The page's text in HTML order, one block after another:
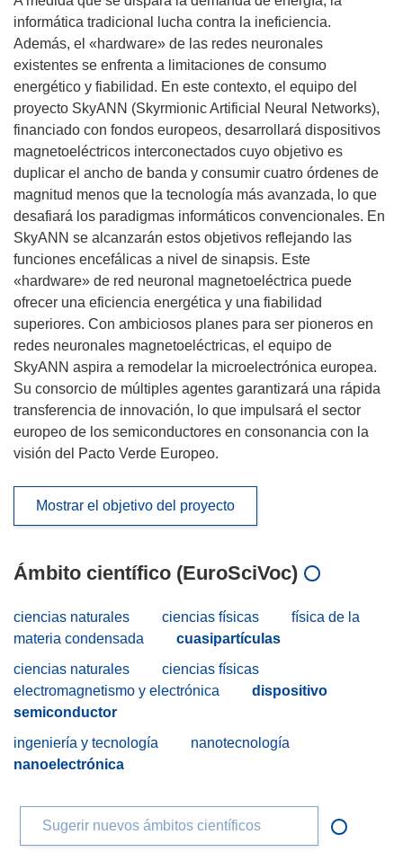
informática tradicional lucha contra la ineficiencia.
Además, el «hardware» de las redes neuronales
existentes se enfrenta a limitaciones de consumo
energético y fiabilidad. En este contexto, el equipo del
proyecto SkyANN (Skyrmionic Artificial Neural Networks),
financiado con fondos europeos, desarrollará dispositivos
magnetoeléctricos interconectados cuyo objetivo es
duplicar el ancho de banda y consumir cuatro órdenes de
magnitud menos que la tecnología más avanzada, lo que
desafiará los paradigmas informáticos convencionales. En
SkyANN se alcanzarán estos objetivos reflejando las
funciones encefálicas a nivel de sinapsis. Este
«hardware» de red neuronal magnetoeléctrica puede
ofrecer una eficiencia energética y una fiabilidad
superiores. Con ambiciosos planes para ser pioneros en
redes neuronales magnetoeléctricas, el equipo de
SkyANN aspira a remodelar la microelectrónica europea.
Su consorcio de múltiples agentes garantizará una rápida
transferencia de innovación, lo que impulsará el sector
europeo de los semiconductores en consonancia con la
visión del Pacto Verde Europeo.
Mostrar el objetivo del proyecto
Ámbito científico (EuroSciVoc)
ciencias naturales ciencias físicas
física de la
materia condensada
cuasipartículas
ciencias naturales
ciencias físicas
electromagnetismo y electrónica
dispositivo
semiconductor
ingeniería y tecnología
nanotecnología
nanoelectrónica
Sugerir nuevos ámbitos científicos